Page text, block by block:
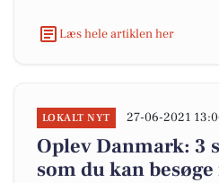
Læs hele artiklen her
LOKALT NYT 27-06-2021
Oplev Danmark: 3
som du kan